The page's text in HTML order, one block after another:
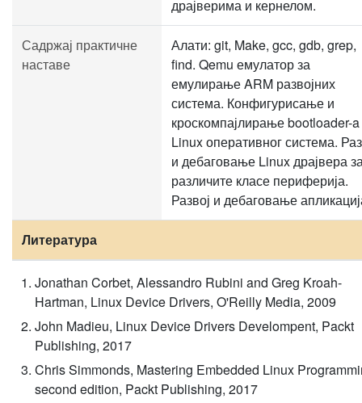
драјверима и кернелом.
Садржај практичне
наставе
Алати: git, Make, gcc, gdb, grep,
find. Qemu емулатор за
емулирање ARM развојних
система. Конфигурисање и
кроскомпајлирање bootloader-
Linux оперативног система.
и дебаговање Linux драјвера
различите класе периферија.
Развој и дебаговање
Литература
Jonathan Corbet, Alessandro Rubini and Greg Kroah-
Hartman, Linux Device Drivers, O'Reilly Media, 2009
John Madieu, Linux Device Drivers Develompent, Packt
Publishing, 2017
Chris Simmonds, Mastering Embedded Linux
second edition, Packt Publishing, 2017